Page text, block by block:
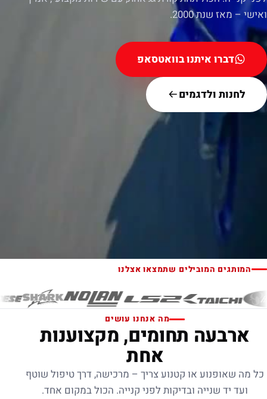
ואישי – מאז שנת 2000.
דברו איתנו בוואטסאפ
לחנות ולדגמים
המותגים המובילים שתמצאו אצלנו
מה אנחנו עושים
ארבעה תחומים, מקצוענות
אחת
כל מה שאופנוע או קטנוע צריך – מרכישה, דרך טיפול שוטף
ועד יד שנייה ובדיקות לפני קנייה. הכול במקום אחד.